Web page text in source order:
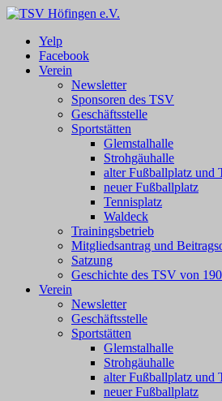
Zum
springen
TSV Höfingen e.V.
TSV Höfingen e.V.
Yelp
Facebook
Verein
Newsletter
Sponsoren des TSV
Geschäftsstelle
Sportstätten
Glemstalhalle
Strohgäuhalle
alter Fußballplatz und
neuer Fußballplatz
Tennisplatz
Waldeck
Trainingsbetrieb
Mitgliedsantrag und
Satzung
Geschichte des TSV von
Verein
Newsletter
Geschäftsstelle
Sportstätten
Glemstalhalle
Strohgäuhalle
alter Fußballplatz und
neuer Fußballplatz